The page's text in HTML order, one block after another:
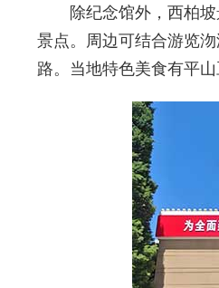
除纪念馆外，西柏坡
景点。周边可结合游览
路。当地特色美食有平